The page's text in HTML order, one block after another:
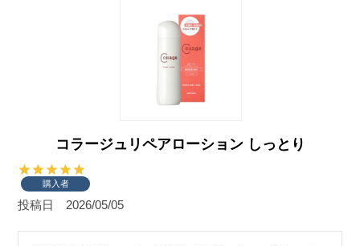
コラージュリペアローション しっとり
購入者
投稿日 2026/05/05